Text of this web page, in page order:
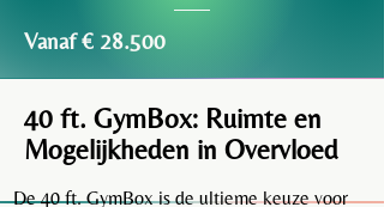
Vanaf € 28.500
40 ft. GymBox: Ruimte en
Mogelijkheden in Overvloed
De 40 ft. GymBox is de ultieme keuze voor